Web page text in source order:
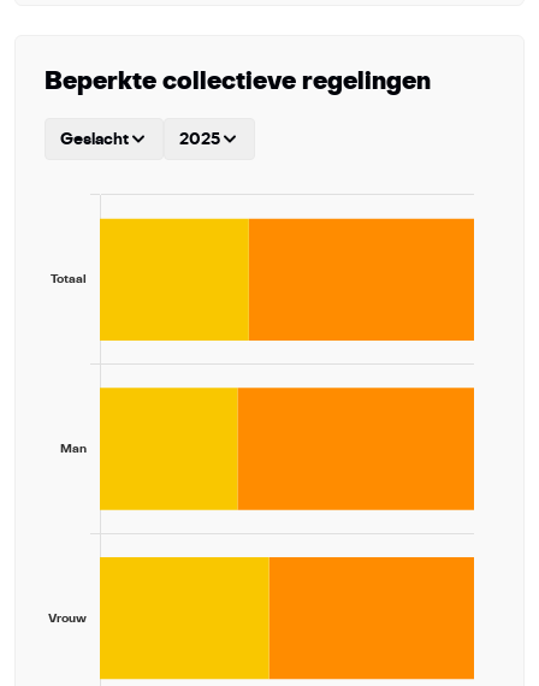
Beperkte collectieve regelingen
Geslacht 2025